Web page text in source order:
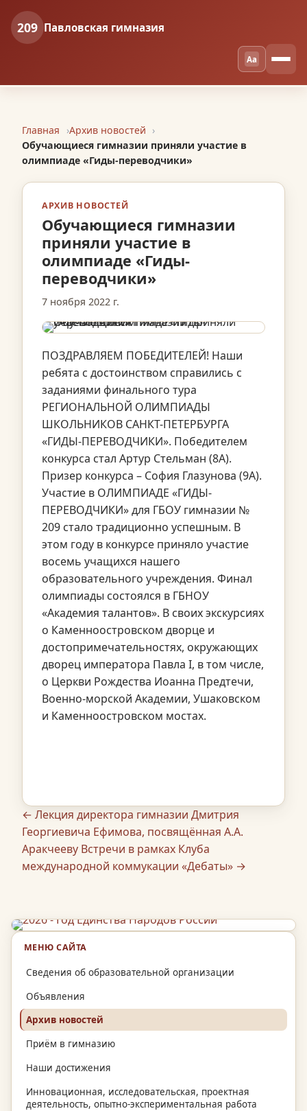
209 Павловская гимназия
Aa
Главная
Архив новостей
Обучающиеся гимназии приняли участие в
олимпиаде «Гиды-переводчики»
АРХИВ НОВОСТЕЙ
Обучающиеся гимназии
приняли участие в
олимпиаде «Гиды-
переводчики»
7 ноября 2022 г.
ПОЗДРАВЛЯЕМ ПОБЕДИТЕЛЕЙ! Наши
ребята с достоинством справились с
заданиями финального тура
РЕГИОНАЛЬНОЙ ОЛИМПИАДЫ
ШКОЛЬНИКОВ САНКТ-ПЕТЕРБУРГА
«ГИДЫ-ПЕРЕВОДЧИКИ». Победителем
конкурса стал Артур Стельман (8А).
Призер конкурса – София Глазунова (9А).
Участие в ОЛИМПИАДЕ «ГИДЫ-
ПЕРЕВОДЧИКИ» для ГБОУ гимназии №
209 стало традиционно успешным. В
этом году в конкурсе приняло участие
восемь учащихся нашего
образовательного учреждения. Финал
олимпиады состоялся в ГБНОУ
«Академия талантов». В своих экскурсиях
о Каменноостровском дворце и
достопримечательностях, окружающих
дворец императора Павла I, в том числе,
о Церкви Рождества Иоанна Предтечи,
Военно-морской Академии, Ушаковском
и Каменноостровском мостах.
← Лекция директора гимназии Дмитрия
Георгиевича Ефимова, посвящённая А.А.
Аракчееву Встречи в рамках Клуба
международной коммукации «Дебаты» →
МЕНЮ САЙТА
Сведения об образовательной организации
Объявления
Архив новостей
Приём в гимназию
Наши достижения
Инновационная, исследовательская, проектная
деятельность, опытно-экспериментальная работа